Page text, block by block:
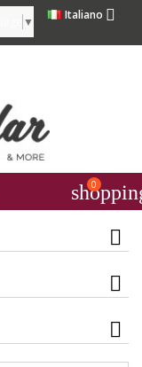
Italiano 
▼
0